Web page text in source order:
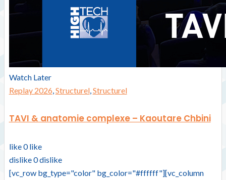
Watch Later
Replay 2026,Structurel,Structurel
TAVI & anatomie complexe – Kaoutare Chbini
like0 like
dislike0dislike
[vc_row bg_type="color" bg_color="#ffffff"][vc_column